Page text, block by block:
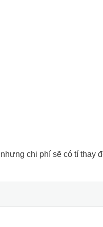
chi phí sẽ có tí thay